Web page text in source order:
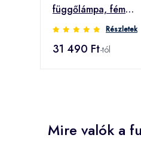
függőlámpa, fém
ernyővel, szögletes
Részletek
31 490 Ft-tól
Mire valók a